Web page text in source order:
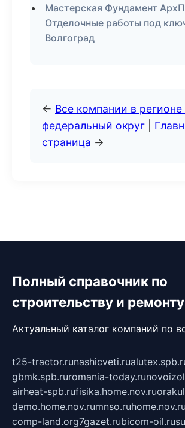
Мастерская Фундамент
Отделочные работы под
Волгоград
← Все компании в
федеральный округ
страница →
Полный справочник по
строительству и ремонту
Актуальный каталог компаний по
t25-tractor.runashicveti.ru
gbmk.spb.ruromania-today.ru
airheat-spb.rufisika.home.nov.ru
demo.home.nov.rumnso.ruhome.nov.ru
comp-land.org7gazet.rubicom-oil.ru